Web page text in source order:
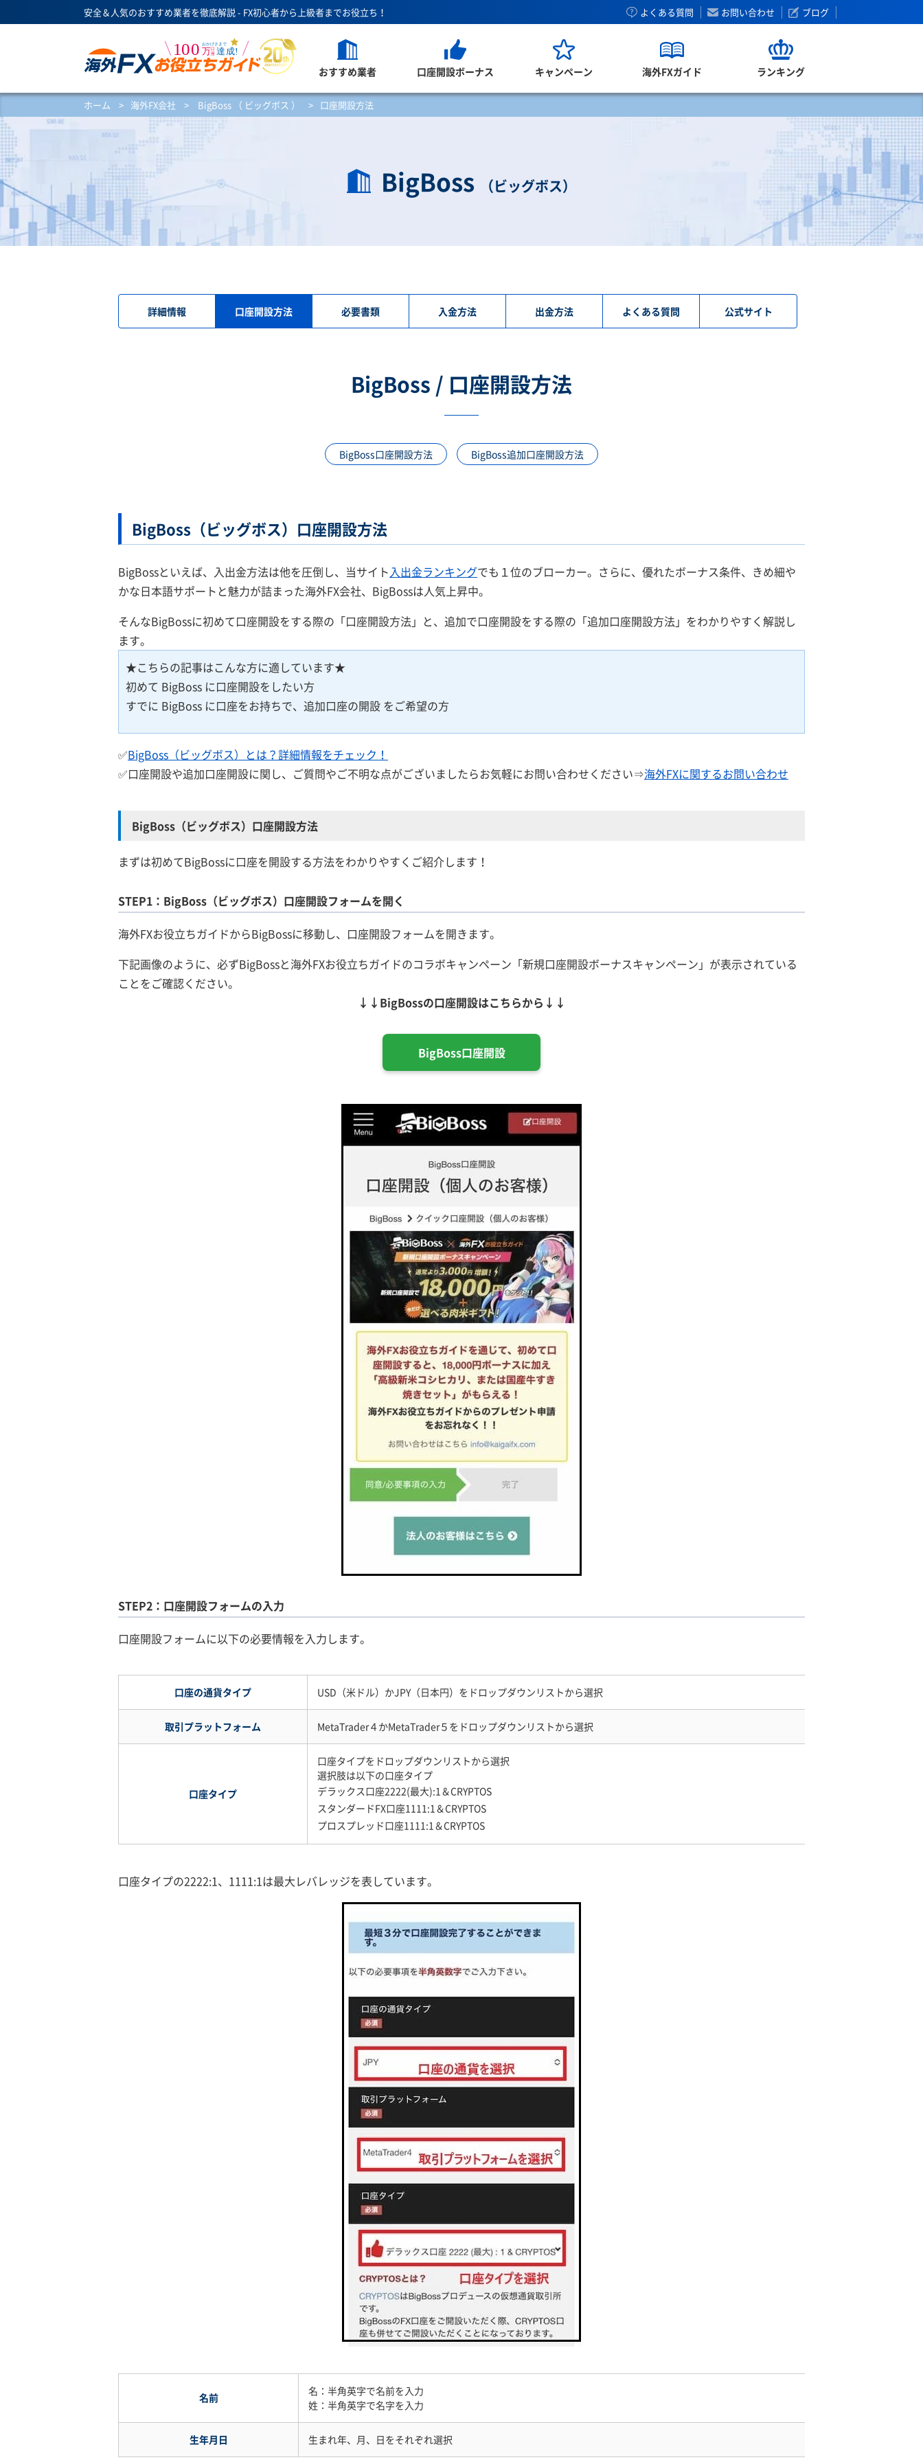
安全＆人気のおすすめ業者を徹底解説 - FX初心者から上級者までお役立ち！ よくある質問 お問い合わせ ブログ
おすすめ業者 口座開設ボーナス キャンペーン 海外FXガイド ランキング
ホーム > 海外FX会社 > BigBoss （ ビッグボス ） > 口座開設方法
BigBoss （ビッグボス）
詳細情報 口座開設方法 必要書類 入金方法 出金方法 よくある質問 公式サイト
BigBoss / 口座開設方法
BigBoss口座開設方法 BigBoss追加口座開設方法
BigBoss（ビッグボス）口座開設方法
BigBossといえば、入出金方法は他を圧倒し、当サイト入出金ランキングでも１位のブローカー。さらに、優れたボーナス条件、きめ細や
かな日本語サポートと魅力が詰まった海外FX会社、BigBossは人気上昇中。
そんなBigBossに初めて口座開設をする際の「口座開設方法」と、追加で口座開設をする際の「追加口座開設方法」をわかりやすく解説し
ます。
★こちらの記事はこんな方に適しています★
初めて BigBoss に口座開設をしたい方
すでに BigBoss に口座をお持ちで、追加口座の開設 をご希望の方
✅BigBoss（ビッグボス）とは？詳細情報をチェック！
✅口座開設や追加口座開設に関し、ご質問やご不明な点がございましたらお気軽にお問い合わせください⇒海外FXに関するお問い合わせ
BigBoss（ビッグボス）口座開設方法
まずは初めてBigBossに口座を開設する方法をわかりやすくご紹介します！
STEP1：BigBoss（ビッグボス）口座開設フォームを開く
海外FXお役立ちガイドからBigBossに移動し、口座開設フォームを開きます。
下記画像のように、必ずBigBossと海外FXお役立ちガイドのコラボキャンペーン「新規口座開設ボーナスキャンペーン」が表示されている
ことをご確認ください。
↓↓BigBossの口座開設はこちらから↓↓
BigBoss口座開設
STEP2：口座開設フォームの入力
口座開設フォームに以下の必要情報を入力します。
口座の通貨タイプ USD（米ドル）かJPY（日本円）をドロップダウンリストから選択
取引プラットフォーム MetaTrader４かMetaTrader５をドロップダウンリストから選択
口座タイプ
口座タイプをドロップダウンリストから選択
選択肢は以下の口座タイプ
デラックス口座2222(最大):1＆CRYPTOS
スタンダードFX口座1111:1＆CRYPTOS
プロスプレッド口座1111:1＆CRYPTOS
口座タイプの2222:1、1111:1は最大レバレッジを表しています。
情
名前
名：半角英字で名前を入力
姓：半角英字で名字を入力
生年月日 生まれ年、月、日をそれぞれ選択